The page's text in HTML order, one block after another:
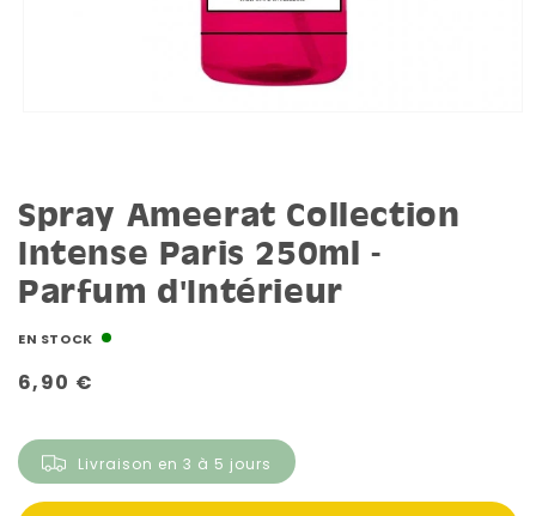
Spray Ameerat Collection
Intense Paris 250ml -
Parfum d'Intérieur
EN STOCK
Prix
6,90 €
Livraison en 3 à 5 jours